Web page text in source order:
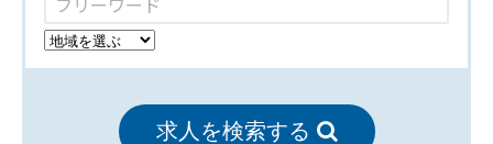
求人を検索する